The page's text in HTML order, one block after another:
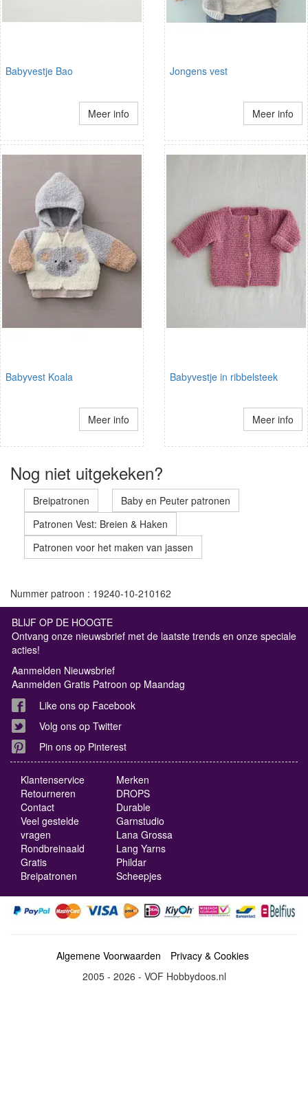
Babyvestje Bao
Meer info
Jongens vest
Meer info
Babyvest Koala
Meer info
Babyvestje in ribbelsteek
Meer info
Nog niet uitgekeken?
Breipatronen
Baby en Peuter patronen
Patronen Vest: Breien & Haken
Patronen voor het maken van jassen
Nummer patroon : 19240-10-210162
BLIJF OP DE HOOGTE
Ontvang onze nieuwsbrief met de laatste trends en onze speciale
acties!
Aanmelden Nieuwsbrief
Aanmelden Gratis Patroon op Maandag
Like ons op Facebook
Volg ons op Twitter
Pin ons op Pinterest
Klantenservice
Retourneren
Contact
Veel gestelde
vragen
Rondbreinaald
Gratis
Breipatronen
Merken
DROPS
Durable
Garnstudio
Lana Grossa
Lang Yarns
Phildar
Scheepjes
Algemene Voorwaarden
Privacy & Cookies
2005 - 2026 - VOF Hobbydoos.nl